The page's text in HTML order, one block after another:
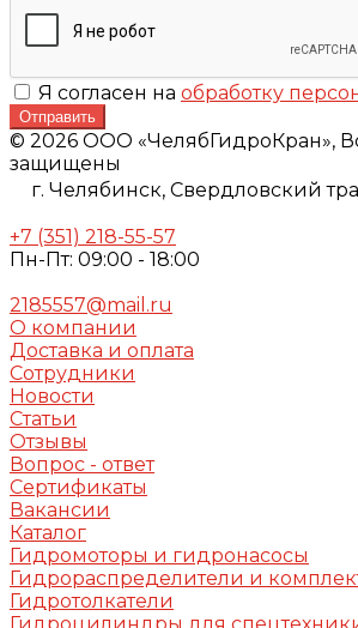
Я согласен на обработку
Отправить
© 2026 ООО «ЧелябГидроКран»,
защищены
г. Челябинск, Свердловский
+7 (351) 218-55-57
Пн-Пт: 09:00 - 18:00
2185557@mail.ru
О компании
Доставка и оплата
Сотрудники
Новости
Статьи
Отзывы
Вопрос - ответ
Сертификаты
Вакансии
Каталог
Гидромоторы и гидронасосы
Гидрораспределители и
Гидротолкатели
Гидроцилиндры для